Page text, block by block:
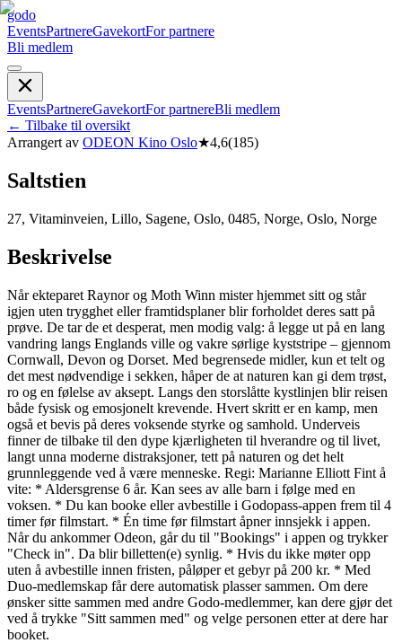
godo
EventsPartnereGavekortFor partnere
Bli medlem
EventsPartnereGavekortFor partnereBli medlem
← Tilbake til oversikt
Arrangert av ODEON Kino Oslo★4,6(185)
Saltstien
27, Vitaminveien, Lillo, Sagene, Oslo, 0485, Norge, Oslo, Norge
Beskrivelse
Når ekteparet Raynor og Moth Winn mister hjemmet sitt og står
igjen uten trygghet eller framtidsplaner blir forholdet deres satt på
prøve. De tar de et desperat, men modig valg: å legge ut på en lang
vandring langs Englands ville og vakre sørlige kyststripe – gjennom
Cornwall, Devon og Dorset. Med begrensede midler, kun et telt og
det mest nødvendige i sekken, håper de at naturen kan gi dem trøst,
ro og en følelse av aksept. Langs den storslåtte kystlinjen blir reisen
både fysisk og emosjonelt krevende. Hvert skritt er en kamp, men
også et bevis på deres voksende styrke og samhold. Underveis
finner de tilbake til den dype kjærligheten til hverandre og til livet,
langt unna moderne distraksjoner, tett på naturen og det helt
grunnleggende ved å være menneske. Regi: Marianne Elliott Fint å
vite: * Aldersgrense 6 år. Kan sees av alle barn i følge med en
voksen. * Du kan booke eller avbestille i Godopass-appen frem til 4
timer før filmstart. * Én time før filmstart åpner innsjekk i appen.
Når du ankommer Odeon, går du til "Bookings" i appen og trykker
"Check in". Da blir billetten(e) synlig. * Hvis du ikke møter opp
uten å avbestille innen fristen, påløper et gebyr på 200 kr. * Med
Duo-medlemskap får dere automatisk plasser sammen. Om dere
ønsker sitte sammen med andre Godo-medlemmer, kan dere gjør det
ved å trykke "Sitt sammen med" og velge personen etter at dere har
booket.